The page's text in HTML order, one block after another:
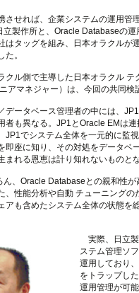
させれば、企業システムの運用管
立製作所と、Oracle Databaseの
はタッグを組み、日本オラクルが
。
ル側で主導した日本オラクル
アマネジャー）は、今回の共同検
ータベース管理者の中には、
者も異なる。JP1とOracle EMは
JP1でシステム全体を一元的に監
即座に知り、その対処をデータベ
まれる恩恵は計り知れないものと
、Oracle Databaseとの親和性
、性能分析や自動 チューニング
アも含めたシステム全体の状態
実際、日立製
ステム管理ソ
運用しており
をトラップし
運用管理が可